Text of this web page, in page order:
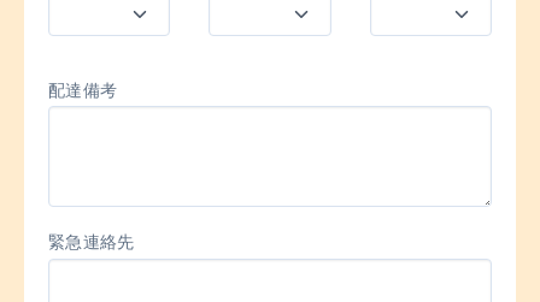
配達備考
緊急連絡先